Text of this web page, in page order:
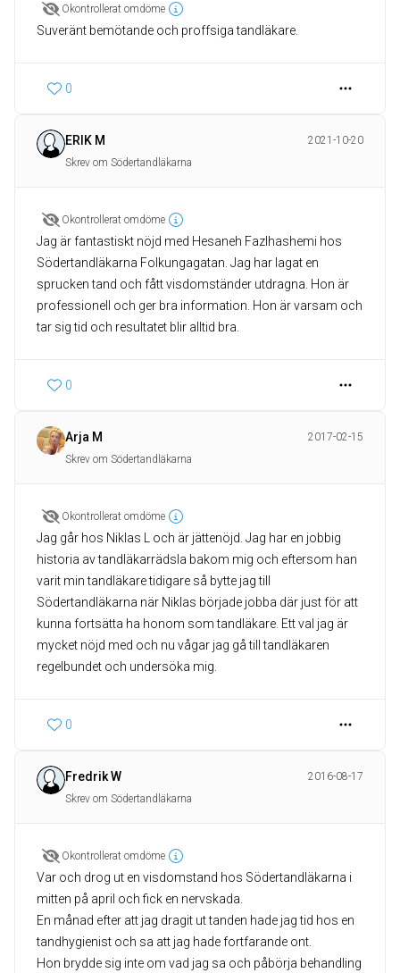
Okontrollerat omdöme
Suveränt bemötande och proffsiga tandläkare.
0
ERIK M
2021-10-20
Skrev om Södertandläkarna
Okontrollerat omdöme
Jag är fantastiskt nöjd med Hesaneh Fazlhashemi hos
Södertandläkarna Folkungagatan. Jag har lagat en
sprucken tand och fått visdomständer utdragna. Hon är
professionell och ger bra information. Hon är varsam och
tar sig tid och resultatet blir alltid bra.
0
Arja M
2017-02-15
Skrev om Södertandläkarna
Okontrollerat omdöme
Jag går hos Niklas L och är jättenöjd. Jag har en jobbig
historia av tandläkarrädsla bakom mig och eftersom han
varit min tandläkare tidigare så bytte jag till
Södertandläkarna när Niklas började jobba där just för att
kunna fortsätta ha honom som tandläkare. Ett val jag är
mycket nöjd med och nu vågar jag gå till tandläkaren
regelbundet och undersöka mig.
0
Fredrik W
2016-08-17
Skrev om Södertandläkarna
Okontrollerat omdöme
Var och drog ut en visdomstand hos Södertandläkarna i
mitten på april och fick en nervskada.
En månad efter att jag dragit ut tanden hade jag tid hos en
tandhygienist och sa att jag hade fortfarande ont.
Hon brydde sig inte om vad jag sa och påbörja behandling